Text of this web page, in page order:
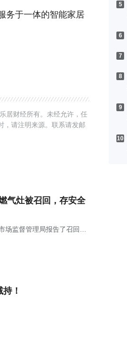
5
6
7
8
9
10
务于一体的智能家居
居财经所有。未经允许，任
，请注明来源。联系请发邮
气灶被召回，存安全
监督管理局报告了召回计
！